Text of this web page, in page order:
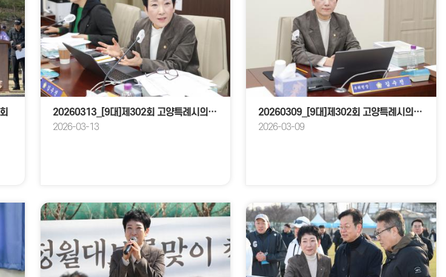
20260313_[9대]제302회 고양특례시의회 임시회_예산결산특별위원회
2026-03-13
20260309_[9대]제302회 고양특례시의회 임시회_기획행정위원회
2026-03-09